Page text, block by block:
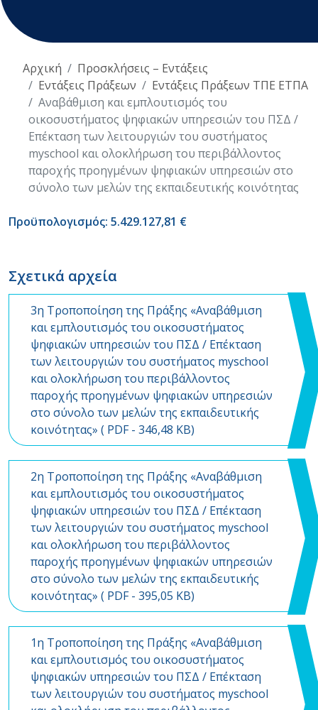
Αρχική
Προσκλήσεις – Εντάξεις
Εντάξεις Πράξεων
Εντάξεις Πράξεων ΤΠΕ ΕΤΠΑ
Αναβάθμιση και εμπλουτισμός του
οικοσυστήματος ψηφιακών υπηρεσιών του ΠΣΔ /
Επέκταση των λειτουργιών του συστήματος
myschool και ολοκλήρωση του περιβάλλοντος
παροχής προηγμένων ψηφιακών υπηρεσιών στο
σύνολο των μελών της εκπαιδευτικής κοινότητας
Προϋπολογισμός: 5.429.127,81 €
Σχετικά αρχεία
3η Τροποποίηση της Πράξης «Αναβάθμιση
και εμπλουτισμός του οικοσυστήματος
ψηφιακών υπηρεσιών του ΠΣΔ / Επέκταση
των λειτουργιών του συστήματος myschool
και ολοκλήρωση του περιβάλλοντος
παροχής προηγμένων ψηφιακών υπηρεσιών
στο σύνολο των μελών της εκπαιδευτικής
κοινότητας» ( PDF- 346,48 KB)
2η Τροποποίηση της Πράξης «Αναβάθμιση
και εμπλουτισμός του οικοσυστήματος
ψηφιακών υπηρεσιών του ΠΣΔ / Επέκταση
των λειτουργιών του συστήματος myschool
και ολοκλήρωση του περιβάλλοντος
παροχής προηγμένων ψηφιακών υπηρεσιών
στο σύνολο των μελών της εκπαιδευτικής
κοινότητας» ( PDF- 395,05 KB)
1η Τροποποίηση της Πράξης «Αναβάθμιση
και εμπλουτισμός του οικοσυστήματος
ψηφιακών υπηρεσιών του ΠΣΔ / Επέκταση
των λειτουργιών του συστήματος myschool